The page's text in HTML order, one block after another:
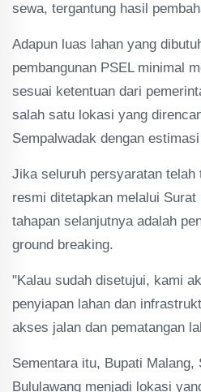
sewa, tergantung hasil
Adapun luas lahan yang
pembangunan PSEL minimal
sesuai ketentuan dari
salah satu lokasi yang
Sempalwadak dengan
Jika seluruh persyaratan telah
resmi ditetapkan melalui
tahapan selanjutnya adalah
ground breaking.
"Kalau sudah disetujui, kami
penyiapan lahan dan
akses jalan dan pematangan
Sementara itu, Bupati Malang,
Bululawang menjadi lokasi